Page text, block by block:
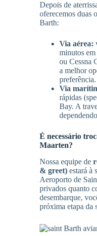
Depois de
oferecemos duas
Barth:
Via aérea:
minutos
ou Cessna
a melhor
preferência.
Via
rápidas
Bay. A
É necessário
Maarten?
Nossa equipe de
& greet) estará à
Aeroporto de
privados quanto
desembarque,
próxima etapa da